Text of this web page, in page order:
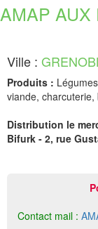
AMAP AUX
Ville :
Produits :
viande, charcuterie,
Distribution le
Bifurk - 2, rue
Contact mail :